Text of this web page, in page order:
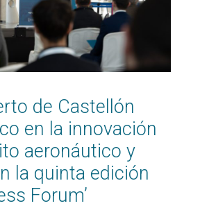
de Castellón
en la innovación
aeronáutico y
la quinta edición
Forum’